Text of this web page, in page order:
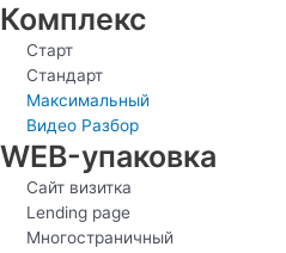
Комплекс
Старт
Стандарт
Максимальный
Видео Разбор
WEB-упаковка
Сайт визитка
Lending page
Многостраничный